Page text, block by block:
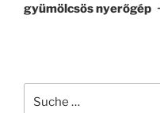
gyümölcsös nyerőgép